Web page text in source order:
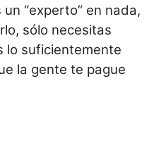
“experto” en nada,
sólo necesitas
lo suficientemente
la gente te pague